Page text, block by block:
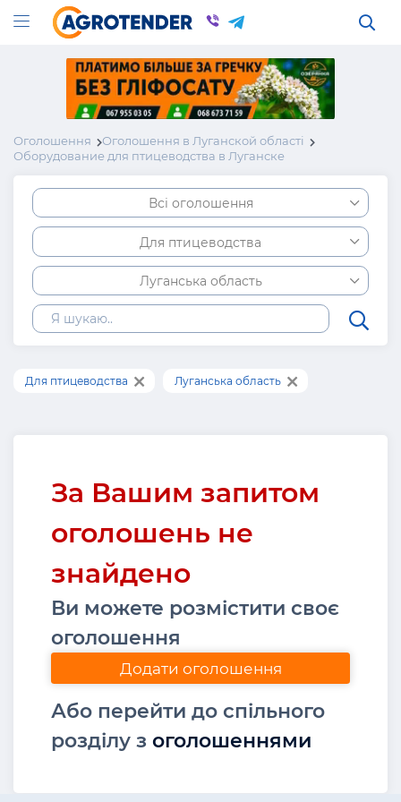
Оголошення
Оголошення в Луганской області
Оборудование для птицеводства в Луганске
Всі оголошення
Для птицеводства
Луганська область
Для птицеводства Луганська область
За Вашим запитом
оголошень не
знайдено
Ви можете розмістити своє
оголошення
Додати оголошення
Або перейти до спільного
розділу з оголошеннями